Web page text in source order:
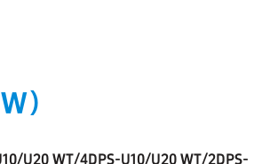
）
U20 WT/4DPS-U10/U20 WT/2DPS-